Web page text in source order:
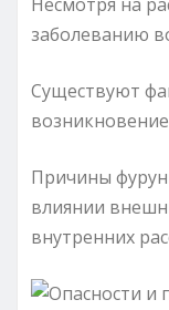
заболеванию
Существуют
Причины
влиянии
внутренних